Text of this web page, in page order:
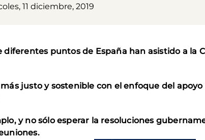
11 diciembre, 2019
diferentes puntos de España han asistido a la
justo y sostenible con el enfoque del
y no sólo esperar la resoluciones